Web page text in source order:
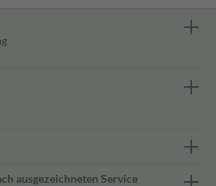
ausgezeichneten Service